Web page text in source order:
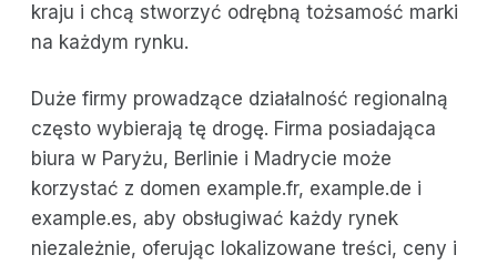
kraju i chcą stworzyć odrębną tożsamość marki
na każdym rynku.
Duże firmy prowadzące działalność regionalną
często wybierają tę drogę. Firma posiadająca
biura w Paryżu, Berlinie i Madrycie może
korzystać z domen example.fr, example.de i
example.es, aby obsługiwać każdy rynek
niezależnie, oferując lokalizowane treści, ceny i